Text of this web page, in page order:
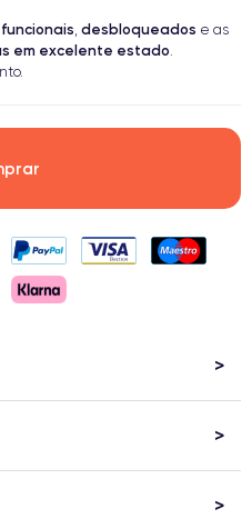
funcionais, desbloqueados e as
em excelente estado.